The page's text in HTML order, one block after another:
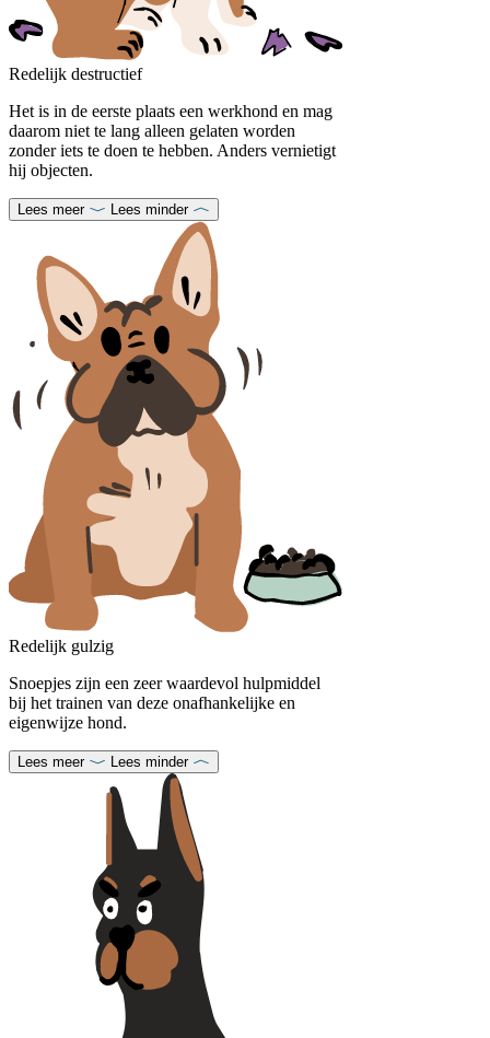
Redelijk destructief
Het is in de eerste plaats een werkhond en mag
daarom niet te lang alleen gelaten worden
zonder iets te doen te hebben. Anders vernietigt
hij objecten.
Lees meer Lees minder
Redelijk gulzig
Snoepjes zijn een zeer waardevol hulpmiddel
bij het trainen van deze onafhankelijke en
eigenwijze hond.
Lees meer Lees minder